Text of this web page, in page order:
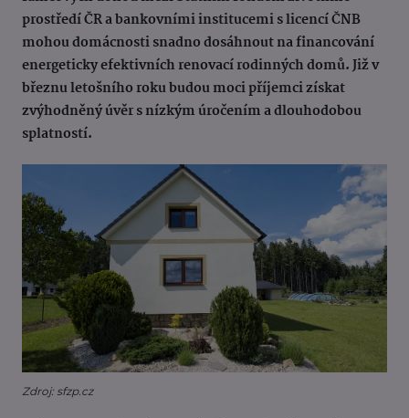
prostředí ČR a bankovními institucemi s licencí ČNB
mohou domácnosti snadno dosáhnout na financování
energeticky efektivních renovací rodinných domů. Již v
březnu letošního roku budou moci příjemci získat
zvýhodněný úvěr s nízkým úročením a dlouhodobou
splatností.
Zdroj: sfzp.cz